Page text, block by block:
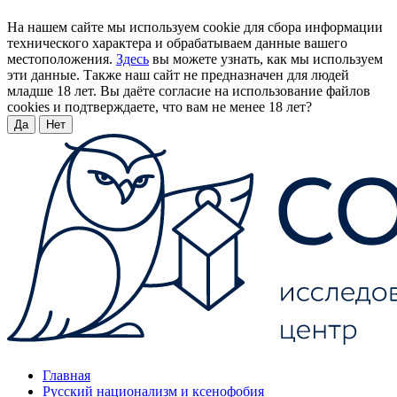
На нашем сайте мы используем cookie для сбора информации
технического характера и обрабатываем данные вашего
местоположения. Здесь вы можете узнать, как мы используем
эти данные. Также наш сайт не предназначен для людей
младше 18 лет. Вы даёте согласие на использование файлов
cookies и подтверждаете, что вам не менее 18 лет?
Да Нет
Главная
Русский национализм и ксенофобия